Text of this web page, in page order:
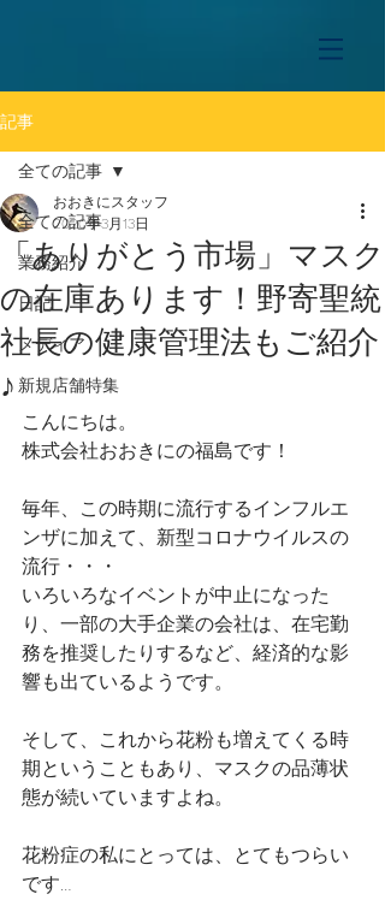
記事
全ての記事
業務紹介
日記
メディア
新規店舗特集
全ての記事
「ありがとう市場」マスク
の在庫あります！野寄聖統
社長の健康管理法もご紹介
♪
おおきにスタッフ
2020年3月13日
こんにちは。
株式会社おおきにの福島です！
毎年、この時期に流行するインフルエ
ンザに加えて、新型コロナウイルスの
流行・・・
いろいろなイベントが中止になった
り、一部の大手企業の会社は、在宅勤
務を推奨したりするなど、経済的な影
響も出ているようです。
そして、これから花粉も増えてくる時
期ということもあり、マスクの品薄状
態が続いていますよね。
花粉症の私にとっては、とてもつらい
です…